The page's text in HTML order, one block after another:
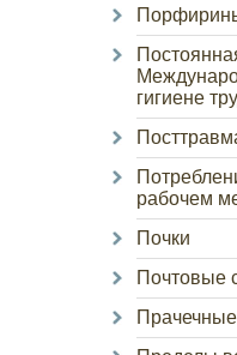
гигиене
рабочем
Почки
Почтовые
Прачечные